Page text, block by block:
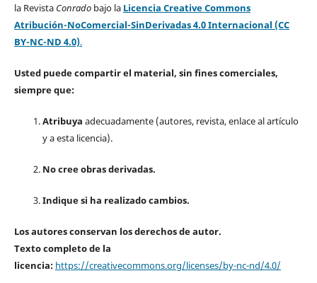
la Revista Conradobajo la Licencia Creative Commons
Atribución-NoComercial-SinDerivadas 4.0 Internacional (CC
BY-NC-ND 4.0).
Usted puede compartir el material, sin fines comerciales,
siempre que:
Atribuya adecuadamente (autores, revista, enlace al artículo
y a esta licencia).
No cree obras derivadas.
Indique si ha realizado cambios.
Los autores conservan los derechos de autor.
Texto completo de la
licencia: https://creativecommons.org/licenses/by-nc-nd/4.0/